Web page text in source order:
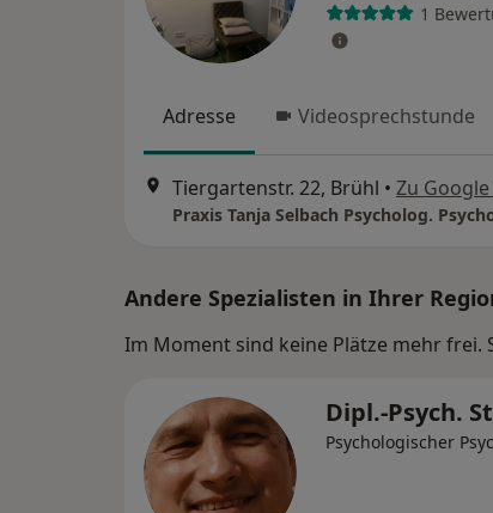
1
Adresse Videosprechstunde
Tiergartenstr. 22, Brühl • Zu
Praxis Tanja Selbach Psycholog.
Andere Spezialisten in Ihrer
Im Moment sind keine Plätze mehr frei.
Dipl.-Psych.
Psychologischer